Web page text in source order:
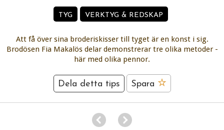
TYG VERKTYG & REDSKAP
Att få över sina broderiskisser till tyget är en konst i sig.
Brodösen Fia Makalös delar demonstrerar tre olika metoder -
här med olika pennor.
Dela detta tips Spara